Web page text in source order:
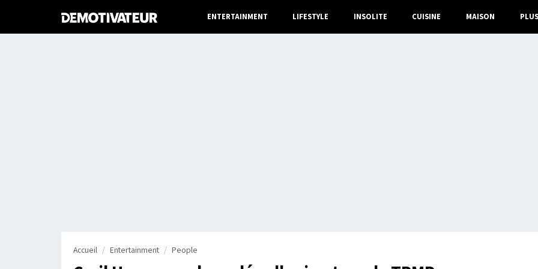
ENTERTAINMENT LIFESTYLE INSOLITE CUISINE MAISON PLUS
Accueil Entertainment People